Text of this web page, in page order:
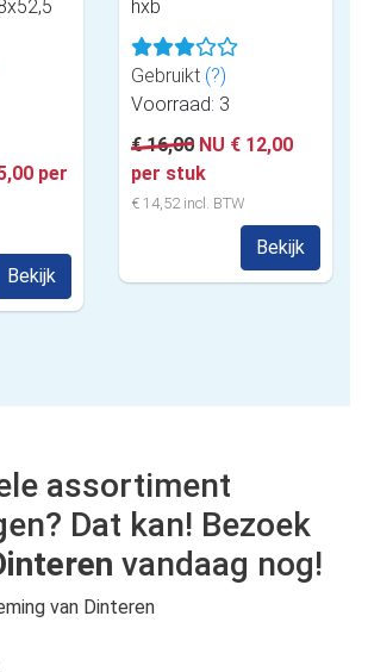
per
Bekijk
hxb
Gebruikt (?)
Voorraad: 3
€ 16,00 NU € 12,00
per stuk
€ 14,52 incl. BTW
Bekijk
assortiment
Dat kan! Bezoek
vandaag nog!
van Dinteren